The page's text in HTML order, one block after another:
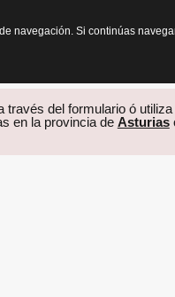
través del formulario ó utiliza
en la provincia de Asturias
navegación. Si continúas